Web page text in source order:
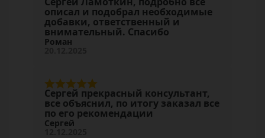
описал и подобрал необходимые
добавки, ответственный и
внимательный. Спасибо
Роман
Сергей прекрасный консультант,
все объяснил, по итогу заказал все
по его рекомендации
Сергей
12.12.2025